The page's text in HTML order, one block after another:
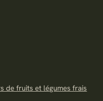
de fruits et légumes frais